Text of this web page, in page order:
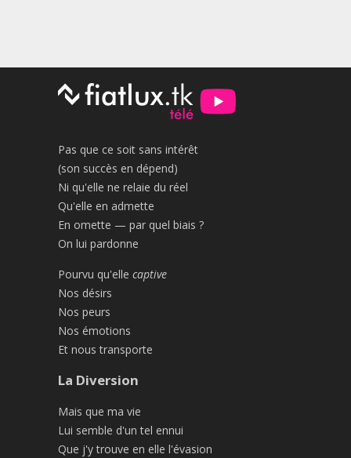
Pas que ce soit sans intérêt
(son succès en dépend)
Ni qu'elle ne relaie du réel
Qu'elle en admette
En omette — par quel biais ?
On lui pardonne
Pourvu qu'elle captive
Nos désirs
Nos peurs
Nos émotions
Et nous transporte
La Diversion
Mais que ma vie
Lui semble d'un tel ennui
Que j'y trouve en elle l'évasion